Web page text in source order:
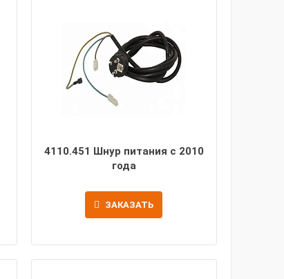
4110.451 Шнур питания с 2010
года
ЗАКАЗАТЬ